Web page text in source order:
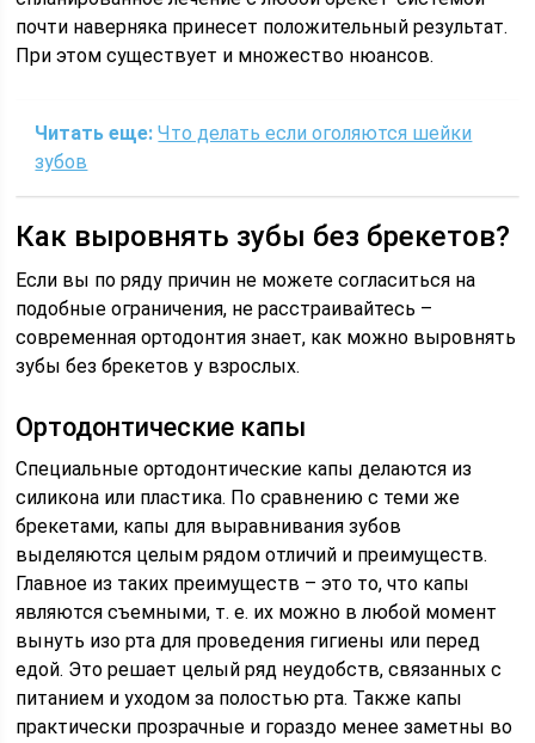
почти наверняка принесет положительный результат.
При этом существует и множество нюансов.
Читать еще: Что делать если оголяются шейки
зубов
Как выровнять зубы без брекетов?
Если вы по ряду причин не можете согласиться на
подобные ограничения, не расстраивайтесь –
современная ортодонтия знает, как можно выровнять
зубы без брекетов у взрослых.
Ортодонтические капы
Специальные ортодонтические капы делаются из
силикона или пластика. По сравнению с теми же
брекетами, капы для выравнивания зубов
выделяются целым рядом отличий и преимуществ.
Главное из таких преимуществ – это то, что капы
являются съемными, т. е. их можно в любой момент
вынуть изо рта для проведения гигиены или перед
едой. Это решает целый ряд неудобств, связанных с
питанием и уходом за полостью рта. Также капы
практически прозрачные и гораздо менее заметны во